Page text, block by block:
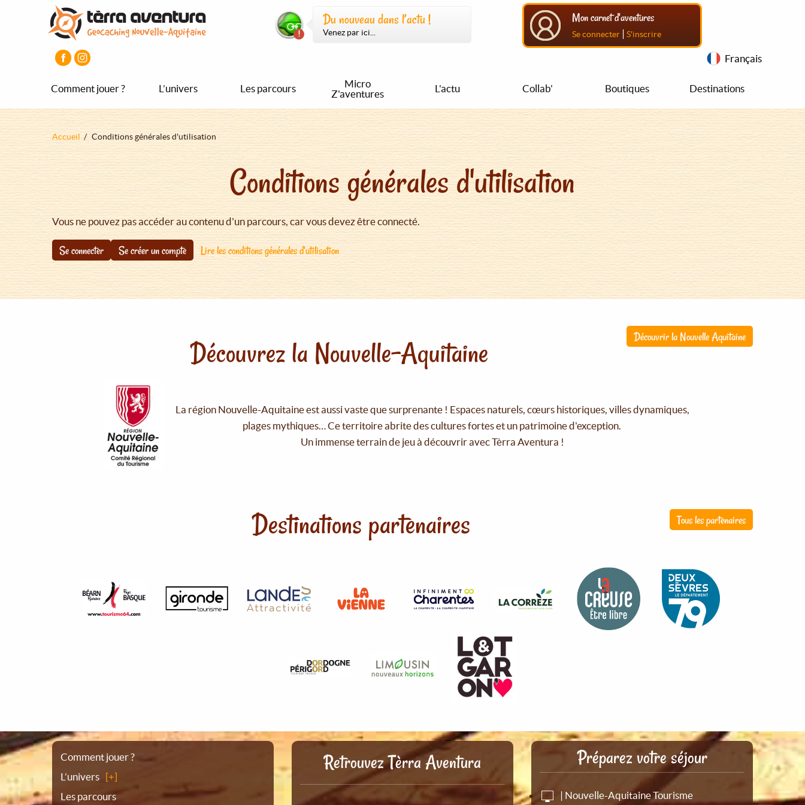
Du nouveau dans l’actu !
Venez par ici...
Mon carnet d'aventures
Se connecter | S'inscrire
Français
Comment jouer ? L’univers Les parcours
Micro
Z'aventures
L'actu Collab' Boutiques Destinations
Fil
Accueil Conditions générales d'utilisation
Conditions générales d'utilisation
Vous ne pouvez pas accéder au contenu d'un parcours, car vous devez être connecté.
Se connecter Se créer un compte Lire les conditions générales d'utilisation
Découvrir la Nouvelle Aquitaine
Découvrez la Nouvelle-Aquitaine
La région Nouvelle-Aquitaine est aussi vaste que surprenante ! Espaces naturels, cœurs historiques, villes dynamiques,
plages mythiques… Ce territoire abrite des cultures fortes et un patrimoine d'exception.
Un immense terrain de jeu à découvrir avec Tèrra Aventura !
Tous les partenaires
Destinations partenaires
Plan
du
Comment jouer ?
L’univers
Les parcours
Retrouvez Tèrra Aventura Préparez votre séjour
| Nouvelle-Aquitaine Tourisme